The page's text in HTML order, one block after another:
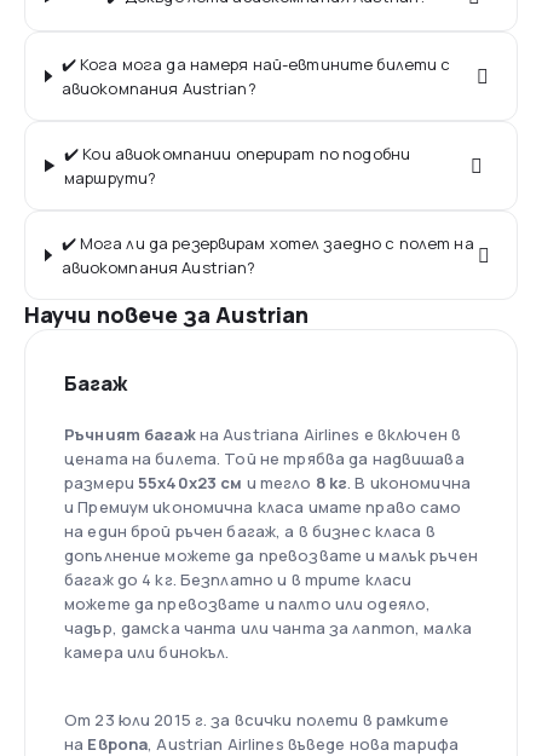
✔️ Кога мога да намеря най-евтините билети с
авиокомпания Austrian?
✔️ Кои авиокомпании оперират по подобни
маршрути?
✔️ Мога ли да резервирам хотел заедно с полет на
авиокомпания Austrian?
Научи повече за Austrian
Багаж
Ръчният багажна Austriana Airlines е включен в
цената на билета. Той не трябва да надвишава
размери 55x40x23 см и тегло 8 кг. В икономична
и Премиум икономична класа имате право само
на един брой ръчен багаж, а в бизнес класа в
допълнение можете да превозвате и малък ръчен
багаж до 4 кг. Безплатно и в трите класи
можете да превозвате и палто или одеяло,
чадър, дамска чанта или чанта за лаптоп, малка
камера или бинокъл.
От 23 юли 2015 г. за всички полети в рамките
на Европа, Austrian Airlines въведе нова тарифа